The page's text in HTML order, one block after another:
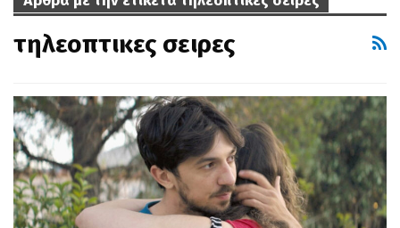
τηλεοπτικες σειρες